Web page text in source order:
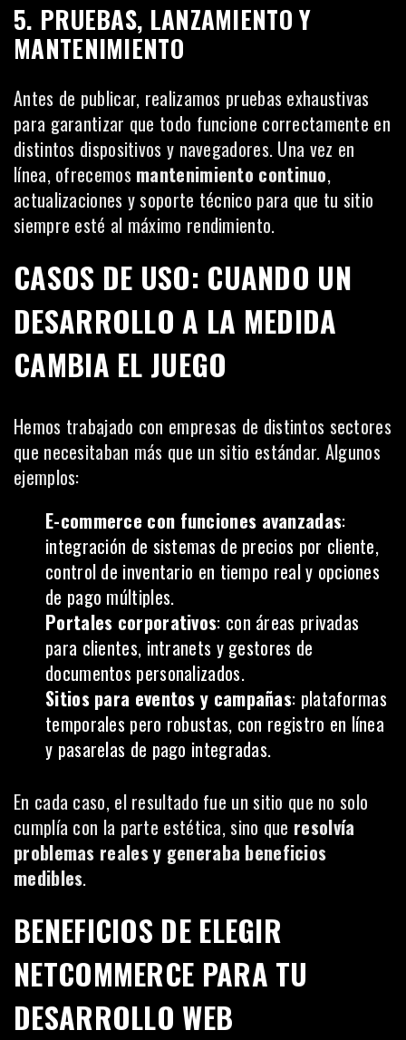
5. PRUEBAS, LANZAMIENTO Y
MANTENIMIENTO
Antes de publicar, realizamos pruebas exhaustivas
para garantizar que todo funcione correctamente en
distintos dispositivos y navegadores. Una vez en
línea, ofrecemos mantenimiento continuo,
actualizaciones y soporte técnico para que tu sitio
siempre esté al máximo rendimiento.
CASOS DE USO: CUANDO UN
DESARROLLO A LA MEDIDA
CAMBIA EL JUEGO
Hemos trabajado con empresas de distintos sectores
que necesitaban más que un sitio estándar. Algunos
ejemplos:
E-commerce con funciones avanzadas:
integración de sistemas de precios por cliente,
control de inventario en tiempo real y opciones
de pago múltiples.
Portales corporativos: con áreas privadas
para clientes, intranets y gestores de
documentos personalizados.
Sitios para eventos y campañas: plataformas
temporales pero robustas, con registro en línea
y pasarelas de pago integradas.
En cada caso, el resultado fue un sitio que no solo
cumplía con la parte estética, sino que resolvía
problemas reales y generaba beneficios
medibles.
BENEFICIOS DE ELEGIR
NETCOMMERCE PARA TU
DESARROLLO WEB